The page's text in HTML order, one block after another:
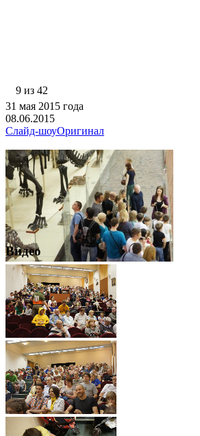
9 из 42
31 мая 2015 года
08.06.2015
Слайд-шоуОригинал
Видео